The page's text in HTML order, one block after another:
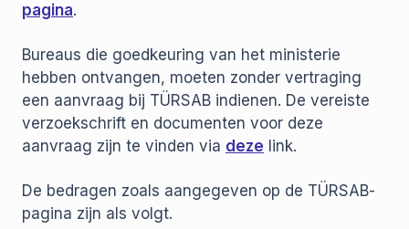
pagina.
Bureaus die goedkeuring van het ministerie
hebben ontvangen, moeten zonder vertraging
een aanvraag bij TÜRSAB indienen. De vereiste
verzoekschrift en documenten voor deze
aanvraag zijn te vinden via deze link.
De bedragen zoals aangegeven op de TÜRSAB-
pagina zijn als volgt.